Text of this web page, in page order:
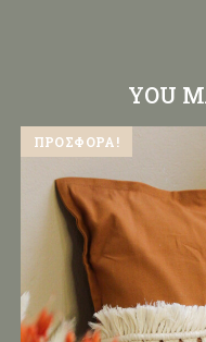
YOU
ΠΡΟΣΦΟΡΆ!